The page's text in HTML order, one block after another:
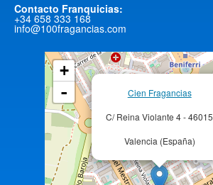
Contacto Franquicias:
+34 658 333 168
info@100fragancias.com
Cien Fragancias
C/ Reina Violante 4 - 46015
Valencia (España)
+
-